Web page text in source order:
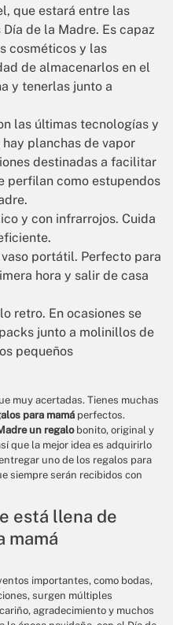
que estará entre las
de la Madre. Es capaz
cosméticos y las
de almacenarlos en el
y tenerlas junto a
las últimas tecnologías y
planchas de vapor
destinadas a facilitar
perfilan como estupendos
y con infrarrojos. Cuida
portátil. Perfecto para
hora y salir de casa
retro. En ocasiones se
junto a molinillos de
pequeños
muy acertadas. Tienes muchas
para mamá perfectos.
un regalobonito, original y
que la mejor idea es adquirirlo
uno de los regalos para
siempre serán recibidos con
está llena de
mamá
importantes, como bodas,
surgen múltiples
agradecimiento y muchos